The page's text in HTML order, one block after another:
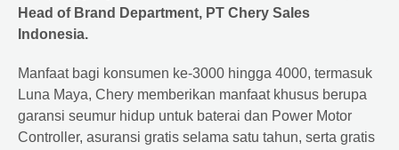
Head of Brand Department, PT Chery Sales
Indonesia.
Manfaat bagi konsumen ke-3000 hingga 4000, termasuk
Luna Maya, Chery memberikan manfaat khusus berupa
garansi seumur hidup untuk baterai dan Power Motor
Controller, asuransi gratis selama satu tahun, serta gratis